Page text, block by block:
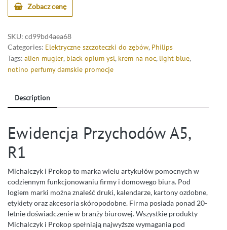
Zobacz cenę
SKU: cd99bd4aea68
Categories: Elektryczne szczoteczki do zębów, Philips
Tags: alien mugler, black opium ysl, krem na noc, light blue,
notino perfumy damskie promocje
Description
Ewidencja Przychodów A5,
R1
Michalczyk i Prokop to marka wielu artykułów pomocnych w
codziennym funkcjonowaniu firmy i domowego biura. Pod
logiem marki można znaleść druki, kalendarze, kartony ozdobne,
etykiety oraz akcesoria skóropodobne. Firma posiada ponad 20-
letnie doświadczenie w branży biurowej. Wszystkie produkty
Michalczyk i Prokop spełniają najwyższe wymagania pod